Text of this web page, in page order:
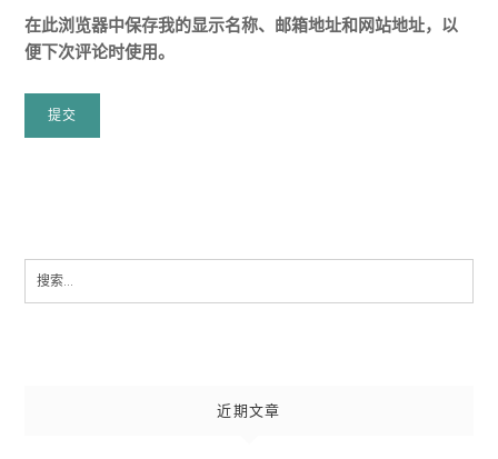
在此浏览器中保存我的显示名称、邮箱地址和网站地址，以
便下次评论时使用。
Search
近期文章